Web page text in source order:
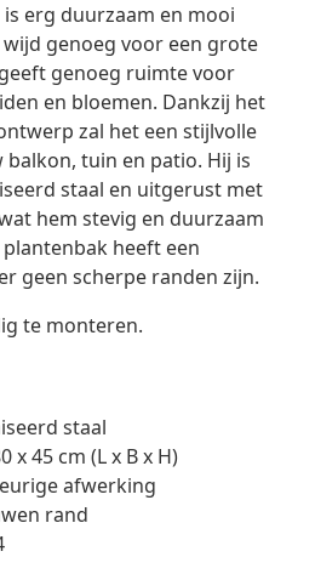
erg duurzaam en mooi
genoeg voor een grote
genoeg ruimte voor
en bloemen. Dankzij het
zal het een stijlvolle
tuin en patio. Hij is
staal en uitgerust met
hem stevig en duurzaam
heeft een
geen scherpe randen zijn.
te monteren.
staal
x 45 cm (L x B x H)
afwerking
rand